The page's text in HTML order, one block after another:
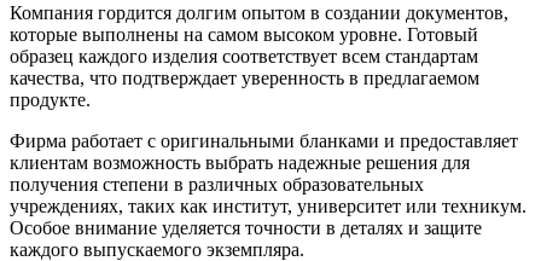
Компания гордится долгим опытом в создании документов,
которые выполнены на самом высоком уровне. Готовый
образец каждого изделия соответствует всем стандартам
качества, что подтверждает уверенность в предлагаемом
продукте.
Фирма работает с оригинальными бланками и предоставляет
клиентам возможность выбрать надежные решения для
получения степени в различных образовательных
учреждениях, таких как институт, университет или техникум.
Особое внимание уделяется точности в деталях и защите
каждого выпускаемого экземпляра.